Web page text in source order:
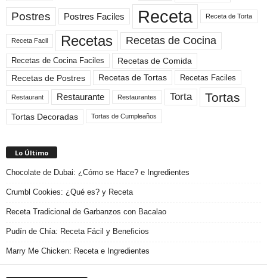
Postres Postres Faciles Receta Receta de Torta
Receta Facil Recetas Recetas de Cocina
Recetas de Cocina Faciles
Recetas de Comida
Recetas de Postres
Recetas de Tortas Recetas Faciles
Restaurant Restaurante Restaurantes Torta Tortas
Tortas Decoradas Tortas de Cumpleaños
Lo Último
Chocolate de Dubai: ¿Cómo se Hace? e Ingredientes
Crumbl Cookies: ¿Qué es? y Receta
Receta Tradicional de Garbanzos con Bacalao
Pudín de Chía: Receta Fácil y Beneficios
Marry Me Chicken: Receta e Ingredientes